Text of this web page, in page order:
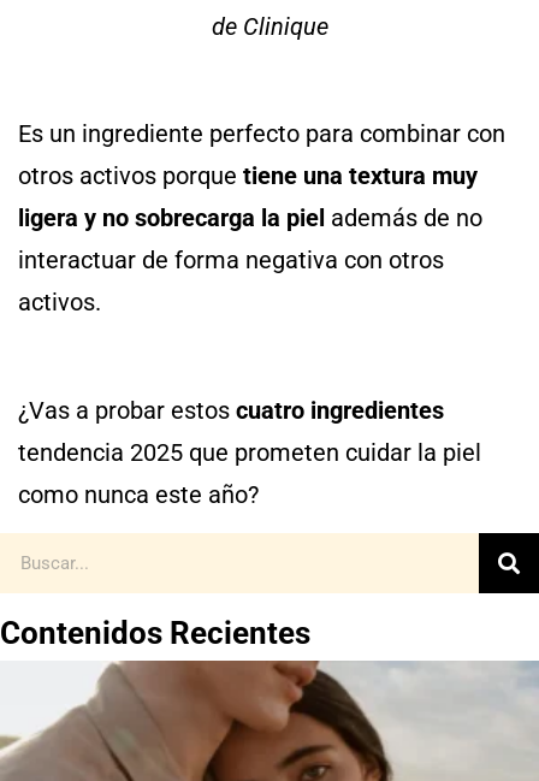
de Clinique
Es un ingrediente perfecto para combinar con
otros activos porque tiene una textura muy
ligera y no sobrecarga la piel además de no
interactuar de forma negativa con otros
activos.
¿Vas a probar estos cuatro ingredientes
tendencia 2025 que prometen cuidar la piel
como nunca este año?
Contenidos Recientes